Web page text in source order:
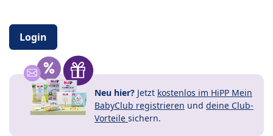
Login
Neu hier? Jetzt kostenlos im HiPP Mein
BabyClub registrieren und deine Club-
Vorteile sichern.